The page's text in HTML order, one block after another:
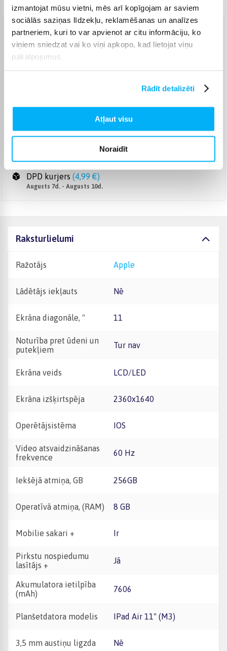
izmantojat mūsu vietni, mēs arī kopīgojam ar saviem
sociālās saziņas līdzekļu, reklamēšanas un analīzes
partneriem, kuri to var apvienot ar citu informāciju, ko
viņiem sniedzat vai ko viņi apkopo, kad lietojat viņu
pakalpojumus.
Rādīt detalizēti
Atļaut visu
Noraidīt
Venipak pakomāts (Bezmaksas)
Augusts 7d. - Augusts 8d.
Venipak Kurjers
Augusts 7d. - Augusts 8d.
Smartposti pakomāts (2,99 €)
Augusts 7d. - Augusts 8d.
4,99 €)
Augusts 7d. - Augusts 8d.
DPD kurjers (4,99 €)
Augusts 7d. - Augusts 10d.
Raksturlielumi
Ražotājs Apple
Lādētājs iekļauts Nē
Ekrāna diagonāle, " 11
Noturība pret ūdeni un
putekļiem
Tur nav
Ekrāna veids LCD/LED
Ekrāna izšķirtspēja 2360x1640
Operētājsistēma iOS
Video atsvaidzināšanas
frekvence
60 Hz
Iekšējā atmiņa, GB 256GB
Operatīvā atmiņa, (RAM) 8 GB
Mobilie sakari + Ir
Pirkstu nospiedumu
lasītājs +
Jā
Akumulatora ietilpība
(mAh)
7606
Planšetdatora modelis iPad Air 11" (M3)
3,5 mm austiņu ligzda Nē